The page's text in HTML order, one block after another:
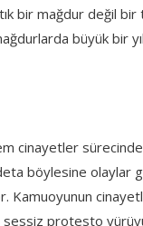
bir mağdur değil bir
büyük bir
cinayetler
böylesine olaylar
Kamuoyunun
protesto